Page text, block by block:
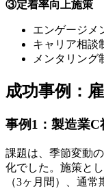
③定着率向上施策
エンゲージメ
キャリア相談
メンタリング
成功事例：
事例1：製造業C
課題は、季節変動
化でした。施策と
（3ヶ月間）、通